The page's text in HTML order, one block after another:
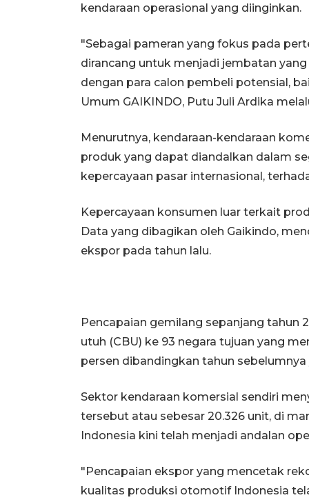
kendaraan operasional yang diinginkan.
"Sebagai pameran yang fokus pada
dirancang untuk menjadi jembatan
dengan para calon pembeli potensial,
Umum GAIKINDO, Putu Juli Ardika
Menurutnya, kendaraan-kendaraan
produk yang dapat diandalkan dalam
kepercayaan pasar internasional,
Kepercayaan konsumen luar terkait
Data yang dibagikan oleh Gaikindo,
ekspor pada tahun lalu.
Pencapaian gemilang sepanjang tahun
utuh (CBU) ke 93 negara tujuan yang
persen dibandingkan tahun
Sektor kendaraan komersial sendiri
tersebut atau sebesar 20.326 unit, di
Indonesia kini telah menjadi andalan
"Pencapaian ekspor yang mencetak
kualitas produksi otomotif Indonesia